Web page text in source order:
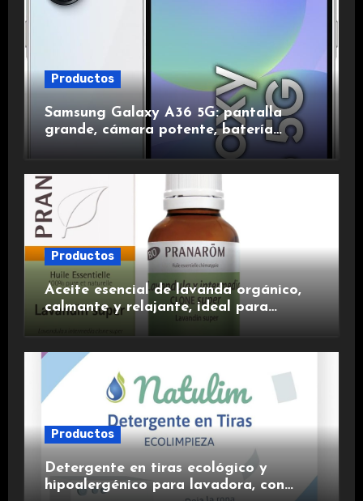
Productos
Samsung Galaxy A36 5G: pantalla
grande, cámara potente, batería
duradera y carga rápida para una
Productos
Aceite esencial de lavanda orgánico,
calmante y relajante, ideal para
Productos
Detergente en tiras ecológico y
hipoalergénico para lavadora, con